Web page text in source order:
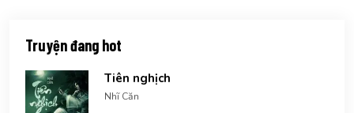
Truyện đang hot
Tiên nghịch
Nhĩ Căn